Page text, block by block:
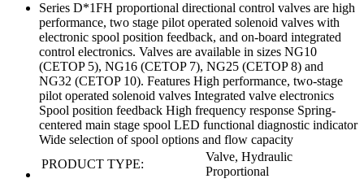
Series D*1FH proportional directional control valves are high
performance, two stage pilot operated solenoid valves with
electronic spool position feedback, and on-board integrated
control electronics. Valves are available in sizes NG10
(CETOP 5), NG16 (CETOP 7), NG25 (CETOP 8) and
NG32 (CETOP 10). Features High performance, two-stage
pilot operated solenoid valves Integrated valve electronics
Spool position feedback High frequency response Spring-
centered main stage spool LED functional diagnostic indicator
Wide selection of spool options and flow capacity
PRODUCT TYPE:
Valve, Hydraulic
Proportional